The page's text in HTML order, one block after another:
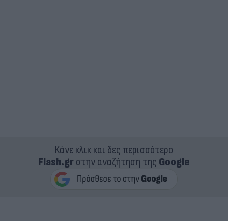
Κάνε κλικ και δες περισσότερο
Flash.grστην αναζήτηση της Google